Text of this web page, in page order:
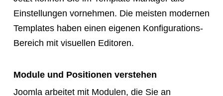
Einstellungen vornehmen. Die meisten modernen
Templates haben einen eigenen Konfigurations-
Bereich mit visuellen Editoren.
Module und Positionen verstehen
Joomla arbeitet mit Modulen, die Sie an